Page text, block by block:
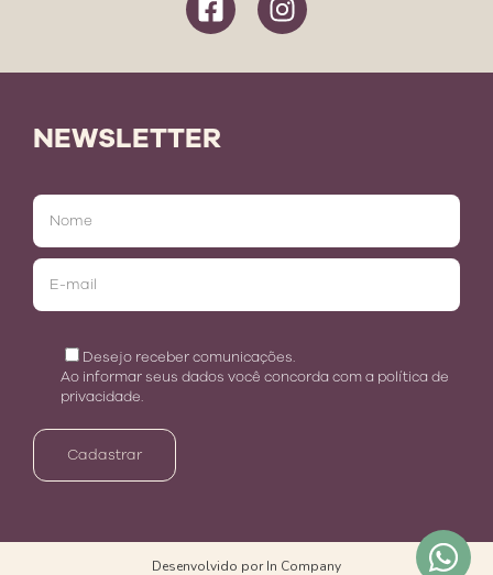
NEWSLETTER
Desejo receber comunicações.
Ao informar seus dados você concorda com a política de
privacidade.
Desenvolvido por In Company